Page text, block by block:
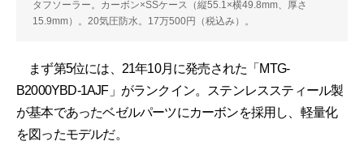
タフソーラー。カーボン×SSケース（縦55.1×横49.8mm、厚さ
15.9mm）。20気圧防水。17万500円（税込み）。
まず第5位には、21年10月に発売された「MTG-
B2000YBD-1AJF」がランクイン。ステンレススティール製
が基本であったベゼルパーツにカーボンを採用し、軽量化
を図ったモデルだ。